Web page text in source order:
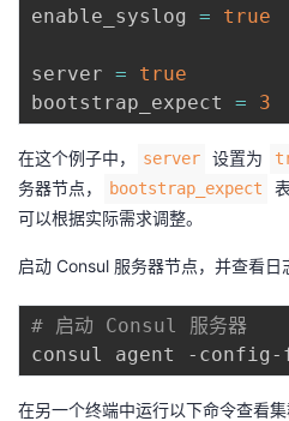
enable_syslog = true
server =
true
bootstrap_expect = 3
在这个例子中， server 设置为
务器节点，
bootstrap_expect
可以根据实际需求调整。
启动 Consul 服务器节点，并查看日
# 启动 Consul 服务器
consul agent -
在另一个终端中运行以下命令查看集